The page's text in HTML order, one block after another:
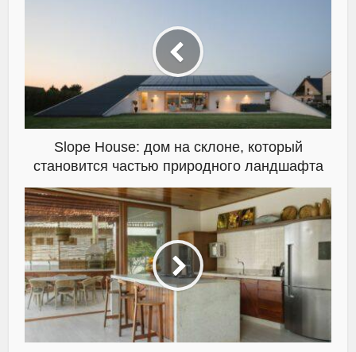
Slope House: дом на склоне, который
становится частью природного ландшафта